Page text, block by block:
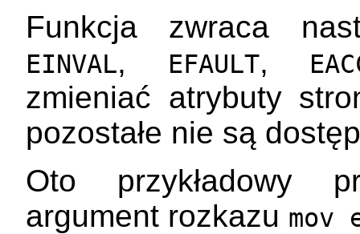
Funkcja zwraca
EINVAL, EFAULT,
zmieniać atrybuty
pozostałe nie są
Oto przykładowy
argument rozkazu mov